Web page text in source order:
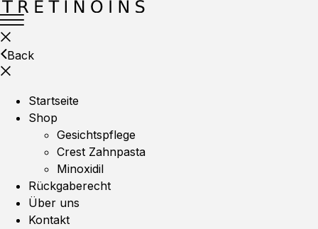
Back
Startseite
Shop
Gesichtspflege
Crest Zahnpasta
Minoxidil
Rückgaberecht
Über uns
Kontakt